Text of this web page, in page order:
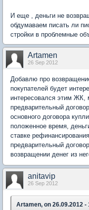
И еще , деньги не
обдумаваем писать ли
стройки в проблемные
Artamen
26 Sep 2012
Добавлю про
покупателей будет
интересовался этим
предварительный
основного договора
положенное время,
ставке
предварительный
возвращении денег из
anitavip
26 Sep 2012
Artamen, on 26.09.2012 -